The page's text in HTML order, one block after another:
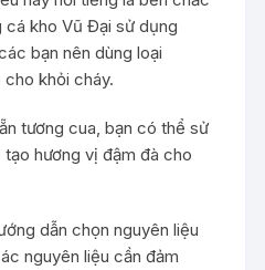
cá kho Vũ Đại sử dụng
bạn nên dùng loại
khỏi cháy.
tương cua, bạn có thể sử
hương vị đậm đà cho
dẫn chọn nguyên liệu
nguyên liệu cần đảm